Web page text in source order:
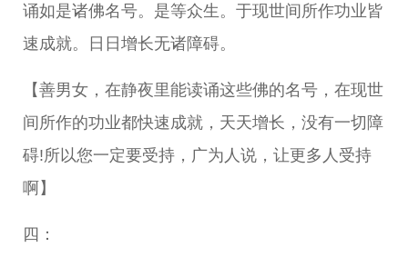
诵如是诸佛名号。是等众生。于现世间所作功业皆
速成就。日日增长无诸障碍。
【善男女，在静夜里能读诵这些佛的名号，在现世
间所作的功业都快速成就，天天增长，没有一切障
碍!所以您一定要受持，广为人说，让更多人受持
啊】
四：